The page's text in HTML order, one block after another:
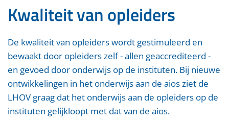
Kwaliteit van opleiders
De kwaliteit van opleiders wordt gestimuleerd en
bewaakt door opleiders zelf - allen geaccrediteerd -
en gevoed door onderwijs op de instituten. Bij nieuwe
ontwikkelingen in het onderwijs aan de aios ziet de
LHOV graag dat het onderwijs aan de opleiders op de
instituten gelijkloopt met dat van de aios.